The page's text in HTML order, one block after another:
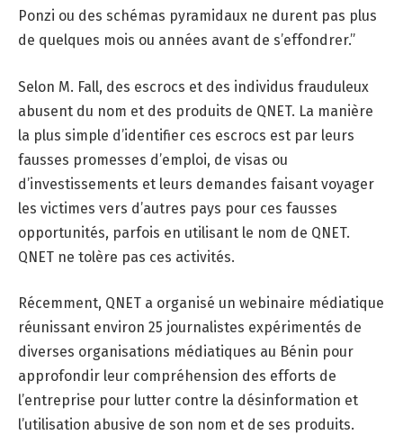
Ponzi ou des schémas pyramidaux ne durent pas plus
de quelques mois ou années avant de s’effondrer.”
Selon M. Fall, des escrocs et des individus frauduleux
abusent du nom et des produits de QNET. La manière
la plus simple d’identifier ces escrocs est par leurs
fausses promesses d’emploi, de visas ou
d’investissements et leurs demandes faisant voyager
les victimes vers d’autres pays pour ces fausses
opportunités, parfois en utilisant le nom de QNET.
QNET ne tolère pas ces activités.
Récemment, QNET a organisé un webinaire médiatique
réunissant environ 25 journalistes expérimentés de
diverses organisations médiatiques au Bénin pour
approfondir leur compréhension des efforts de
l’entreprise pour lutter contre la désinformation et
l’utilisation abusive de son nom et de ses produits.